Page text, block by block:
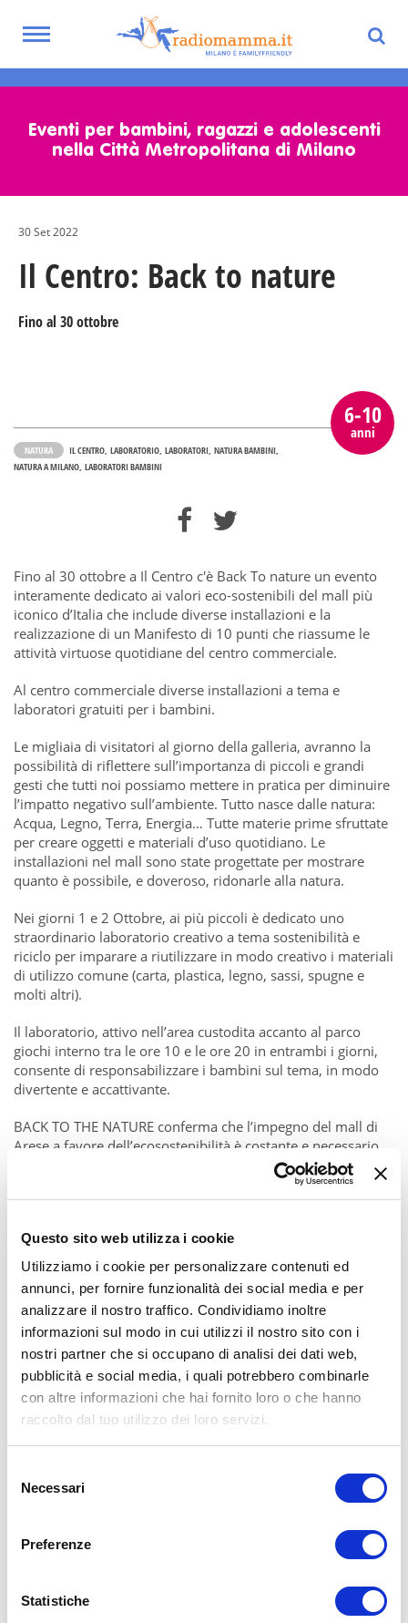
Questo sito web utilizza i cookie
Utilizziamo i cookie per personalizzare contenuti ed
annunci, per fornire funzionalità dei social media e per
analizzare il nostro traffico. Condividiamo inoltre
informazioni sul modo in cui utilizzi il nostro sito con i
nostri partner che si occupano di analisi dei dati web,
pubblicità e social media, i quali potrebbero combinarle
con altre informazioni che hai fornito loro o che hanno
raccolto dal tuo utilizzo dei loro servizi.
delNecessari
Preferenze
Statistiche
content
Toggle
Eventi per bambini, ragazzi e adolescenti
nella Città Metropolitana di Milano
30 Set 2022
Il Centro: Back to nature
Fino al 30 ottobre
6-10
anni
NATURA IL CENTRO LABORATORIO LABORATORI NATURA BAMBINI
NATURA A MILANO LABORATORI BAMBINI
Fino al 30 ottobre a Il Centro c'è Back To nature un evento
interamente dedicato ai valori eco-sostenibili del mall più
iconico d’Italia che include diverse installazioni e la
realizzazione di un Manifesto di 10 punti che riassume le
attività virtuose quotidiane del centro commerciale.
Al centro commerciale diverse installazioni a tema e
laboratori gratuiti per i bambini.
Le migliaia di visitatori al giorno della galleria, avranno la
possibilità di riflettere sull’importanza di piccoli e grandi
gesti che tutti noi possiamo mettere in pratica per diminuire
l’impatto negativo sull’ambiente. Tutto nasce dalle natura:
Acqua, Legno, Terra, Energia… Tutte materie prime sfruttate
per creare oggetti e materiali d’uso quotidiano. Le
installazioni nel mall sono state progettate per mostrare
quanto è possibile, e doveroso, ridonarle alla natura.
Nei giorni 1 e 2 Ottobre, ai più piccoli è dedicato uno
straordinario laboratorio creativo a tema sostenibilità e
riciclo per imparare a riutilizzare in modo creativo i materiali
di utilizzo comune (carta, plastica, legno, sassi, spugne e
molti altri).
Il laboratorio, attivo nell’area custodita accanto al parco
giochi interno tra le ore 10 e le ore 20 in entrambi i giorni,
consente di responsabilizzare i bambini sul tema, in modo
divertente e accattivante.
BACK TO THE NATURE conferma che l’impegno del mall di
Arese a favore dell’ecosostenibilità è costante e necessario
non solo per la struttura stessa del centro commerciale, ma
anche per favorire processi green virtuosi degli utenti e nella
gestione dei negozi.